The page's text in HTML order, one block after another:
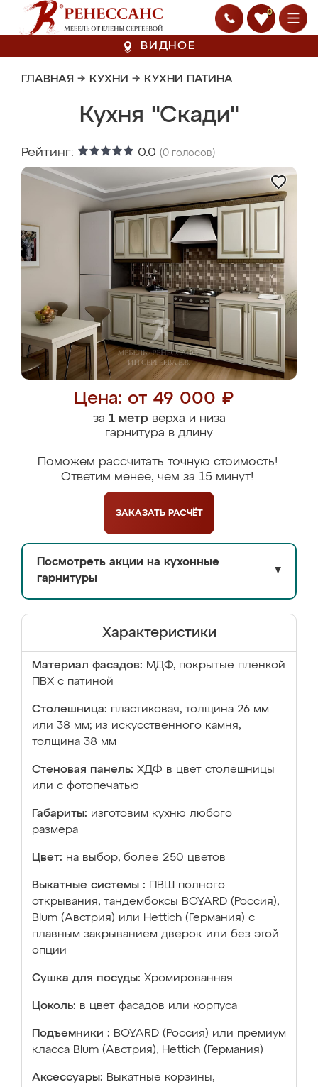
0
ВИДНОЕ
ГЛАВНАЯ → КУХНИ → КУХНИ ПАТИНА
Кухня "Скади"
Рейтинг: 0.0 (0 голосов)
Цена: от 49 000 ₽
за 1 метрверха и низа
гарнитура в длину
Поможем рассчитать точную стоимость!
Ответим менее, чем за 15 минут!
ЗАКАЗАТЬ РАСЧЁТ
Посмотреть акции на кухонные
гарнитуры
▼
Характеристики
Материал фасадов: МДФ, покрытые плёнкой
ПВХ с патиной
Столешница: пластиковая, толщина 26 мм
или 38 мм; из искусственного камня,
толщина 38 мм
Стеновая панель: ХДФ в цвет столешницы
или с фотопечатью
Габариты: изготовим кухню любого
размера
Цвет: на выбор, более 250 цветов
Выкатные системы :
ПВШ полного
открывания, тандембоксы BOYARD (Россия),
Blum (Австрия) или Hettich (Германия) с
плавным закрыванием дверок или без этой
опции
Сушка для посуды: Хромированная
Цоколь: в цвет фасадов или корпуса
Подъемники : BOYARD (Россия) или премиум
класса Blum (Австрия), Hettich (Германия)
Аксессуары: Выкатные корзины,